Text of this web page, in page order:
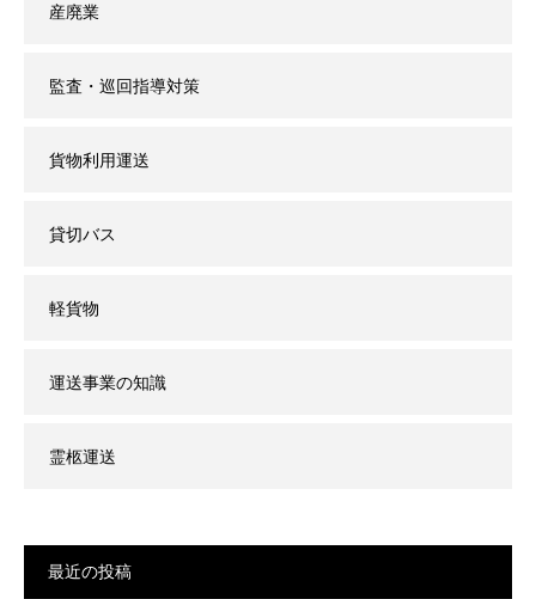
産廃業
監査・巡回指導対策
貨物利用運送
貸切バス
軽貨物
運送事業の知識
霊柩運送
最近の投稿